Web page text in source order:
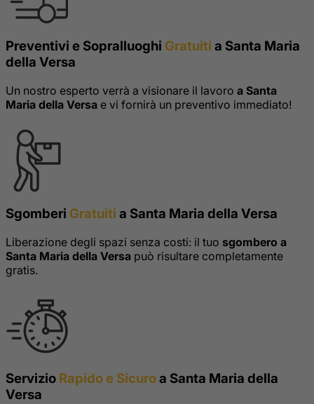
Preventivi e Sopralluoghi Gratuiti a Santa Maria
della Versa
Un nostro esperto verrà a visionare il lavoro a Santa
Maria della Versa e vi fornirà un preventivo immediato!
Sgomberi Gratuiti a Santa Maria della Versa
Liberazione degli spazi senza costi: il tuo sgombero a
Santa Maria della Versa può risultare completamente
gratis.
Servizio Rapido e Sicuroa Santa Maria della
Versa